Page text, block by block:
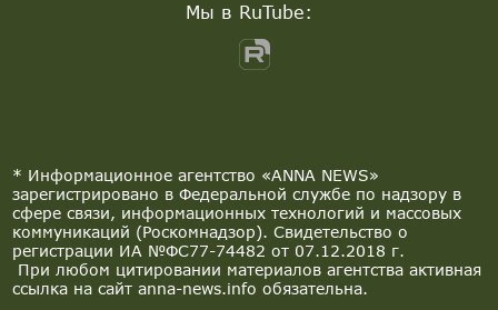
* Информационное агентство «ANNA NEWS»
зарегистрировано в Федеральной службе по надзору в
сфере связи, информационных технологий и массовых
коммуникаций (Роскомнадзор). Свидетельство о
регистрации ИА №ФС77-74482 от 07.12.2018 г.
При любом цитировании материалов агентства активная
ссылка на сайт anna-news.info обязательна.
Мы в RuTube: